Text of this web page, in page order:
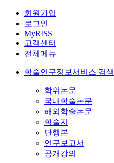
회원가입
로그인
MyRISS
고객센터
전체메뉴
학술연구정보서비스 검색
학위논문
국내학술논문
해외학술논문
학술지
단행본
연구보고서
공개강의